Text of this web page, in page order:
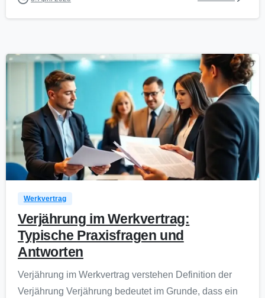
0
Werkvertrag
Verjährung im Werkvertrag:
Typische Praxisfragen und
Antworten
Verjährung im Werkvertrag verstehen Definition der
Verjährung Verjährung bedeutet im Grunde, dass ein